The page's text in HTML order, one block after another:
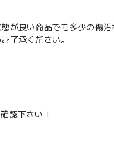
が良い商品でも多少の傷汚
了承ください。
認下さい！